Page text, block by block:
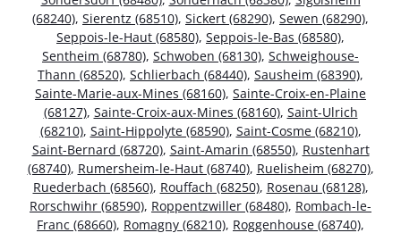
(68240), Sierentz (68510), Sickert (68290), Sewen (68290),
Seppois-le-Haut (68580), Seppois-le-Bas (68580),
Sentheim (68780), Schwoben (68130), Schweighouse-
Thann (68520), Schlierbach (68440), Sausheim (68390),
Sainte-Marie-aux-Mines (68160), Sainte-Croix-en-Plaine
(68127), Sainte-Croix-aux-Mines (68160), Saint-Ulrich
(68210), Saint-Hippolyte (68590), Saint-Cosme (68210),
Saint-Bernard (68720), Saint-Amarin (68550), Rustenhart
(68740), Rumersheim-le-Haut (68740), Ruelisheim (68270),
Ruederbach (68560), Rouffach (68250), Rosenau (68128),
Rorschwihr (68590), Roppentzwiller (68480), Rombach-le-
Franc (68660), Romagny (68210), Roggenhouse (68740),